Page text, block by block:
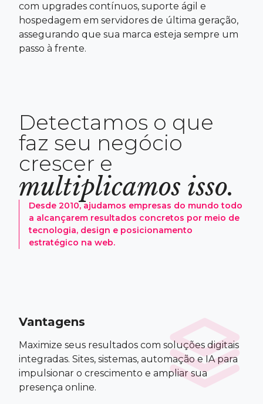
com upgrades contínuos, suporte ágil e
hospedagem em servidores de última geração,
assegurando que sua marca esteja sempre um
passo à frente.
Detectamos o que
faz seu negócio
crescer e
multiplicamos isso.
Desde 2010, ajudamos empresas do mundo todo
a alcançarem resultados concretos por meio de
tecnologia, design e posicionamento
estratégico na web.
Vantagens
Maximize seus resultados com soluções digitais
integradas. Sites, sistemas, automação e IA para
impulsionar o crescimento e ampliar sua
presença online.